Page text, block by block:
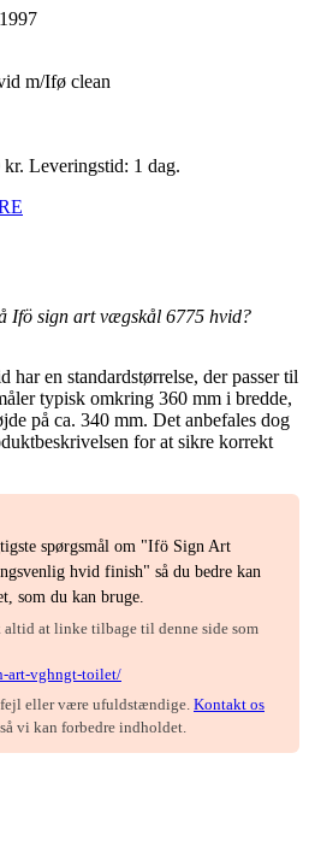
m/Ifø clean
Leveringstid: 1 dag.
Ifö sign art vægskål 6775 hvid?
en standardstørrelse, der passer til
typisk omkring 360 mm i bredde,
på ca. 340 mm. Det anbefales dog
for at sikre korrekt
spørgsmål om "Ifö Sign Art
hvid finish" så du bedre kan
som du kan bruge.
altid at linke tilbage til denne side som
art-vghngt-toilet/
eller være ufuldstændige. Kontakt os
vi kan forbedre indholdet.